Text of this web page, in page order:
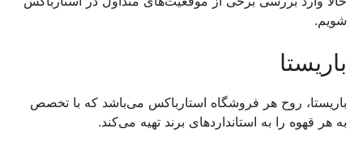
شویم.
باریستا
باریستا، روح هر فروشگاه استارباکس می‌باشد که با تخصص
به هر قهوه را به استانداردهای برند تهیه می‌کند.